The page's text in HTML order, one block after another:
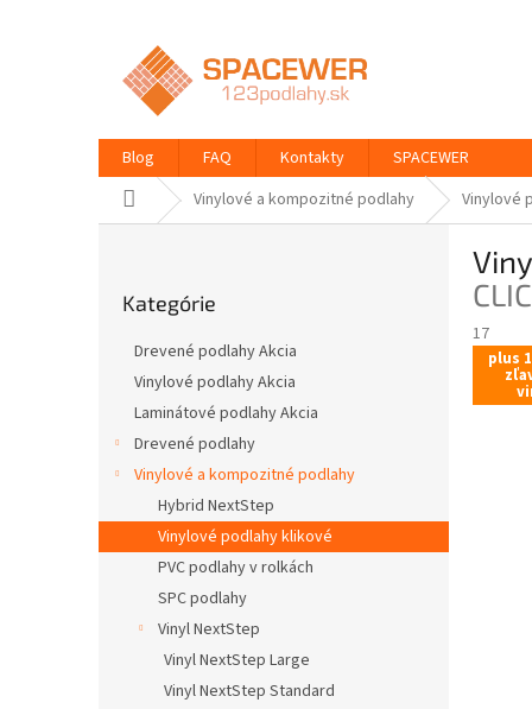
Blog FAQ Kontakty
SPACEWER
DomovVinylové a kompozitné podlahy Vinylové
kategórie
Kategórie
Drevené podlahy Akcia
Vinylové podlahy Akcia
Laminátové podlahy Akcia
Drevené podlahy
Vinylové a kompozitné podlahy
Hybrid NextStep
Vinylové podlahy klikové
PVC podlahy v rolkách
SPC podlahy
Vinyl NextStep
Vinyl NextStep Large
Vinyl NextStep Standard
17
plus